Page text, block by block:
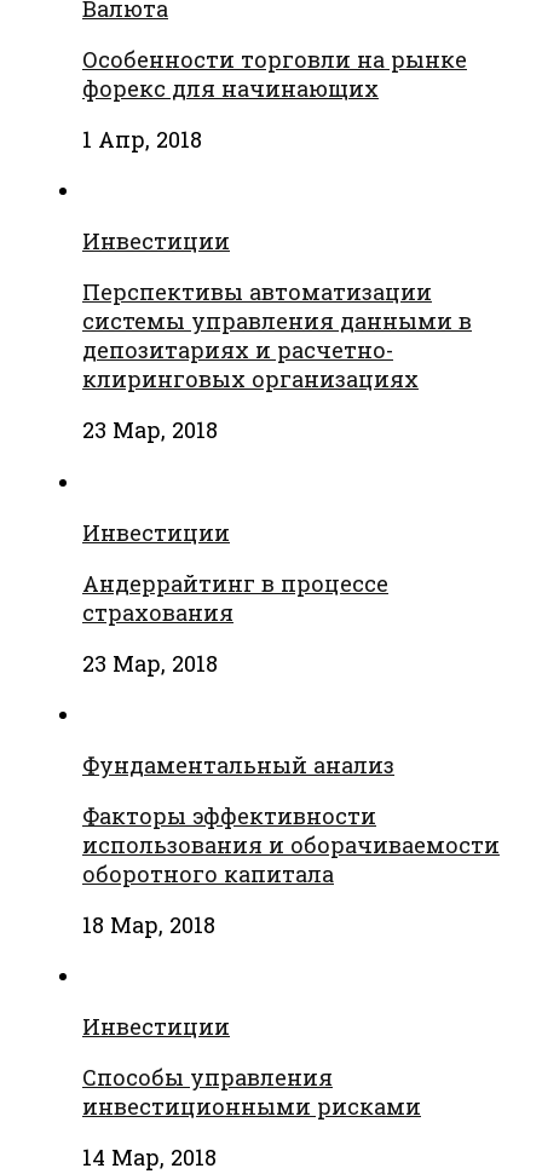
Валюта
Особенности торговли на рынке
форекс для начинающих
1 Апр, 2018
Инвестиции
Перспективы автоматизации
системы управления данными в
депозитариях и расчетно-
клиринговых организациях
23 Мар, 2018
Инвестиции
Андеррайтинг в процессе
страхования
23 Мар, 2018
Фундаментальный анализ
Факторы эффективности
использования и оборачиваемости
оборотного капитала
18 Мар, 2018
Инвестиции
Способы управления
инвестиционными рисками
14 Мар, 2018